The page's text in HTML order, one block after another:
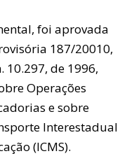
foi aprovada
187/20010,
de 1996,
Operações
e sobre
Interestadual
(ICMS).